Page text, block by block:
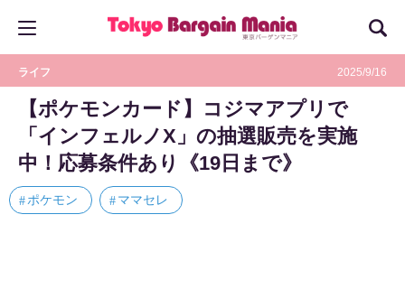
ライフ 2025/9/16
【ポケモンカード】コジマアプリで
「インフェルノX」の抽選販売を実施
中！応募条件あり《19日まで》
ポケモン ママセレ